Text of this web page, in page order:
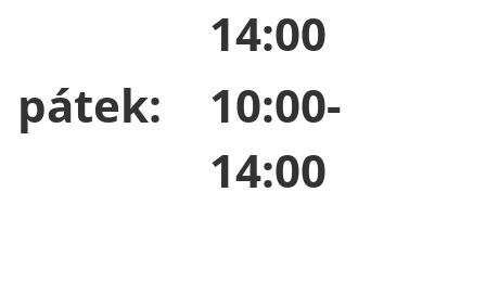
14:00
pátek:
10:00-
14:00